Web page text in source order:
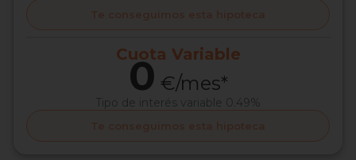
Te conseguimos esta hipoteca
Cuota Variable
0 €/mes*
Tipo de interés variable 0.49%
Te conseguimos esta hipoteca